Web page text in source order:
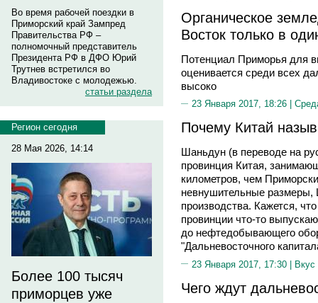
Во время рабочей поездки в
Приморский край Зампред
Правительства РФ –
полномочный представитель
Президента РФ в ДФО Юрий
Трутнев встретился во
Владивостоке с молодежью.
статьи раздела
Регион сегодня
28 Мая 2026, 14:14
Более 100 тысяч
приморцев уже
Органическое
Восток только в
Потенциал Приморья для
оценивается среди всех
высоко
23 Января 2017, 18:26 |
Почему Китай
Шаньдун (в переводе на
провинция Китая,
километров, чем
невнушительные размеры,
производства. Кажется,
провинции что-то
до нефтедобывающего
"Дальневосточного
23 Января 2017, 17:30 | Вкус
Чего ждут